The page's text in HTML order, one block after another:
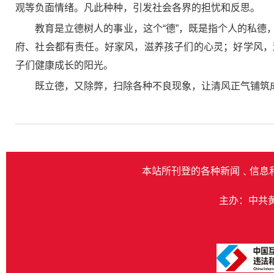
观等负面情绪。凡此种种，引发社会各界的担忧和反思。
教育是立德树人的事业，这个“德”，既是指个人的私
府、社会都有责任。好家风，滋养孩子们的心灵；好学风
子们健康成长的阳光。
既立德，又除弊，扫除各种不良现象，让清风正气铺
本站所刊登的各种新闻﹑信息
主办：中共